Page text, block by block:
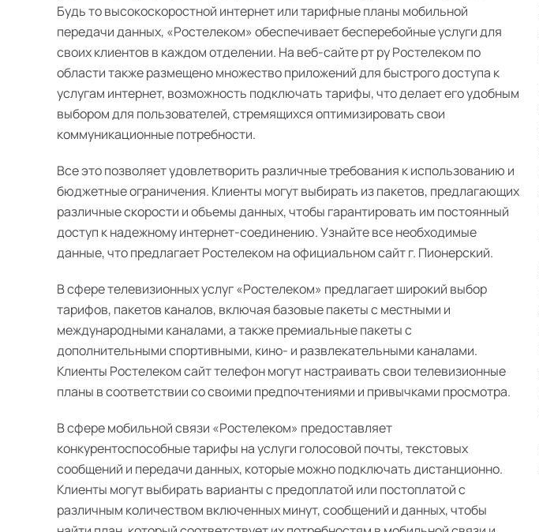
Будь то высокоскоростной интернет или тарифные планы мобильной
передачи данных, «Ростелеком» обеспечивает бесперебойные услуги для
своих клиентов в каждом отделении. На веб-сайте рт ру Ростелеком по
области также размещено множество приложений для быстрого доступа к
услугам интернет, возможность подключать тарифы, что делает его удобным
выбором для пользователей, стремящихся оптимизировать свои
коммуникационные потребности.
Все это позволяет удовлетворить различные требования к использованию и
бюджетные ограничения. Клиенты могут выбирать из пакетов, предлагающих
различные скорости и объемы данных, чтобы гарантировать им постоянный
доступ к надежному интернет-соединению. Узнайте все необходимые
данные, что предлагает Ростелеком на официальном сайт г. Пионерский.
В сфере телевизионных услуг «Ростелеком» предлагает широкий выбор
тарифов, пакетов каналов, включая базовые пакеты с местными и
международными каналами, а также премиальные пакеты с
дополнительными спортивными, кино- и развлекательными каналами.
Клиенты Ростелеком сайт телефон могут настраивать свои телевизионные
планы в соответствии со своими предпочтениями и привычками просмотра.
В сфере мобильной связи «Ростелеком» предоставляет
конкурентоспособные тарифы на услуги голосовой почты, текстовых
сообщений и передачи данных, которые можно подключать дистанционно.
Клиенты могут выбирать варианты с предоплатой или постоплатой с
различным количеством включенных минут, сообщений и данных, чтобы